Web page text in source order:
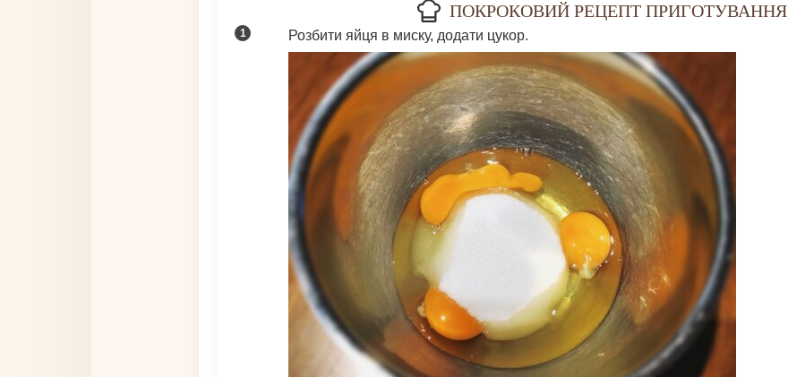
ПОКРОКОВИЙ РЕЦЕПТ ПРИГОТУВАННЯ
Розбити яйця в миску, додати цукор.